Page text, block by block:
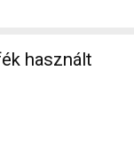
használt